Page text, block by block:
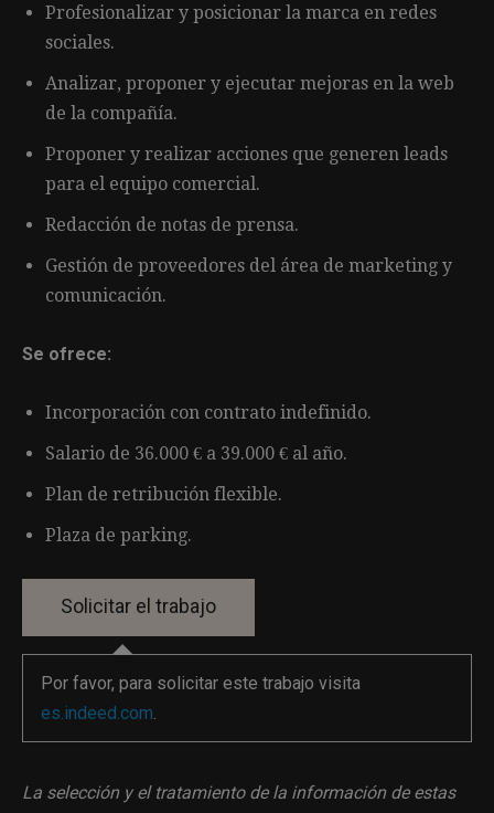
Profesionalizar y posicionar la marca en redes
sociales.
Analizar, proponer y ejecutar mejoras en la web
de la compañía.
Proponer y realizar acciones que generen leads
para el equipo comercial.
Redacción de notas de prensa.
Gestión de proveedores del área de marketing y
comunicación.
Se ofrece:
Incorporación con contrato indefinido.
Salario de 36.000 € a 39.000 € al año.
Plan de retribución flexible.
Plaza de parking.
Por favor, para solicitar este trabajo visita
es.indeed.com.
La selección y el tratamiento de la información de estas